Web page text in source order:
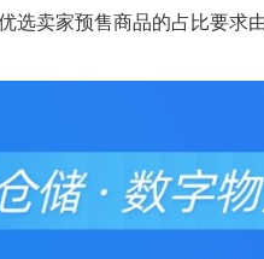
选卖家预售商品的占比要